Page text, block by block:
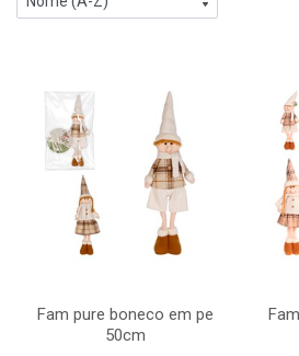
Fam pure boneco em pe
50cm